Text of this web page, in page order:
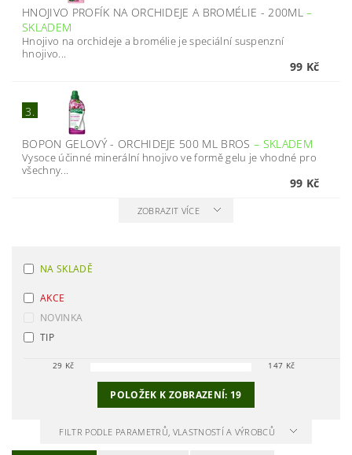
HNOJIVO PROFÍK NA ORCHIDEJE A BROMÉLIE - 200ML–
SKLADEM
Hnojivo na orchideje a bromélie je speciální suspenzní
hnojivo...
99 Kč
3.
BOPON GELOVÝ - ORCHIDEJE 500 ML BROS – SKLADEM
Vysoce účinné minerální hnojivo ve formě gelu je vhodné pro
všechny...
99 Kč
ZOBRAZIT VÍCE
NA SKLADĚ
AKCE
NOVINKA
TIP
29 Kč 147 Kč
POLOŽEK K ZOBRAZENÍ: 19
FILTR PODLE PARAMETRŮ, VLASTNOSTÍ A VÝROBCŮ